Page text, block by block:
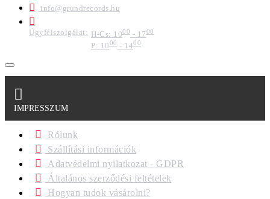
info@grundrecords.hu
Ügyfélszolgálat: H-Cs: 1000 - 1700
P: 1000- 1400
IMPRESSZUM
Rólunk
Szállítási információk
Adatvédelmi nyilatkozat - GDPR
Általános szerződési feltételek
Hogyan tudok vásárolni?